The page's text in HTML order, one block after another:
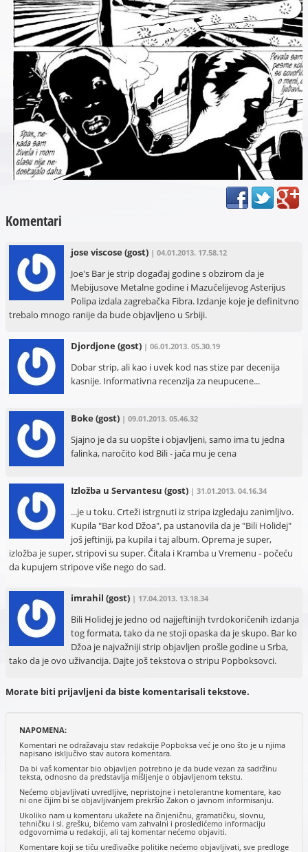
Komentari
jose viscose (gost) | 04.01.2013. 17.58.12
Joe's Bar je strip događaj godine s obzirom da je
Mebijusove Metalne godine i Mazučelijevog Asterijus
Polipa izdala zagrebačka Fibra. Izdanje koje je definitvno
trebalo mnogo ranije da bude objavljeno u Srbiji.
Djordjone(gost) | 06.01.2013. 05.30.19
Dobar strip, ali kao i uvek kod nas stize par decenija
kasnije. Informativna recenzija za neupucene...
Boke (gost) | 09.01.2013. 05.46.32
Sjajno je da su uopšte i objavljeni, samo ima tu jedna
falinka, naročito kod Bili - jača mu je cena
Izložba u Servantesu (gost) | 31.01.2013. 04.16.34
...je u toku. Crteži istrgnuti iz stripa izgledaju zanimljivo.
Kupila "Bar kod Džoa", pa ustanovila da je "Bili Holidej"
još jeftiniji, pa kupila i taj album. Oprema je super,
izložba je super, stripovi su super. Čitala i Kramba u Vremenu - počeću
da kupujem stripove više nego do sad.
imrahil (gost) | 17.04.2013. 13.18.34
Bili Holidej je jedno od najjeftinijh tvrdokoričenih izdanja
tog formata, tako da ne stoji opaska da je skupo. Bar ko
Džoa je najvažniji strip objavljen prošle godine u Srba,
tako da je ovo uživancija. Dajte još tekstova o stripu Popboksovci.
Morate biti prijavljeni da biste komentarisali tekstove.
NAPOMENA:
Komentari ne odražavaju stav redakcije Popboksa već je ono što je u njima
napisano isključivo stav autora komentara.
Da bi vaš komentar bio objavljen potrebno je da bude vezan za sadržinu
teksta, odnosno da predstavlja mišljenje o objavljenom tekstu.
Nećemo objavljivati uvredljive, nepristojne i netolerantne komentare, kao
ni one čijim bi se objavljivanjem prekršio Zakon o javnom informisanju.
Ukoliko nam u komentaru ukažete na činjeničnu, gramatičku, slovnu,
tehničku i sl. grešku, bićemo vam zahvalni i prosledićemo informaciju
odgovornima u redakciji, ali taj komentar nećemo objaviti.
Komentare koji se tiču uređivačke politike nećemo objavljivati, sve predloge